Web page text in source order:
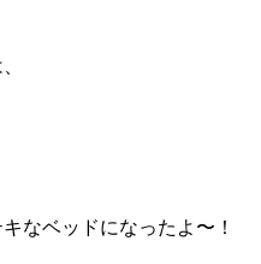
なベッドになったよ〜！